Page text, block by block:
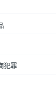
犯罪